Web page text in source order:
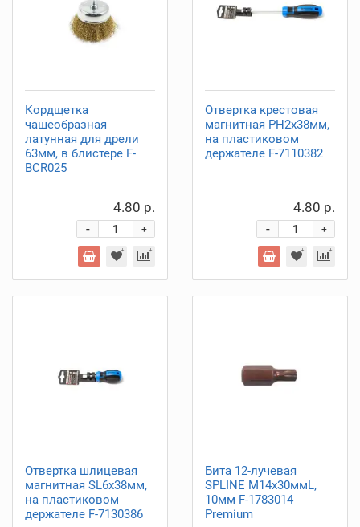
Кордщетка
чашеобразная
латунная для дрели
63мм, в блистере F-
BCR025
4.80 р.
+
-
Отвертка крестовая
магнитная PH2х38мм,
на пластиковом
держателе F-7110382
4.80 р.
+
-
Отвертка шлицевая
магнитная SL6х38мм,
на пластиковом
держателе F-7130386
Бита 12-лучевая
SPLINE M14х30ммL,
10мм F-1783014
Premium